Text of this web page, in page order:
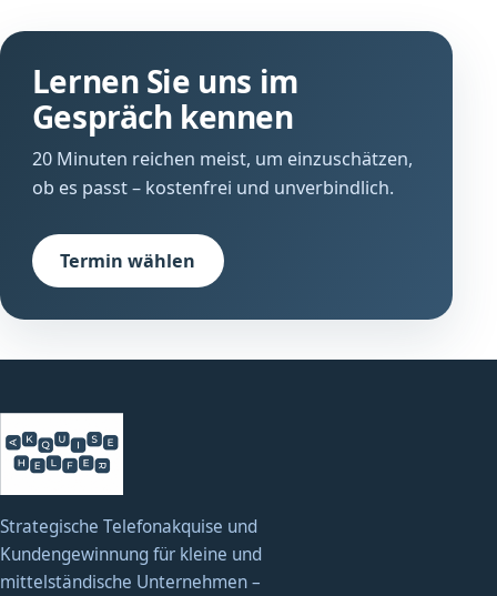
Lernen Sie uns im
Gespräch kennen
20 Minuten reichen meist, um einzuschätzen,
ob es passt – kostenfrei und unverbindlich.
Termin wählen
Strategische Telefonakquise und
Kundengewinnung für kleine und
mittelständische Unternehmen –